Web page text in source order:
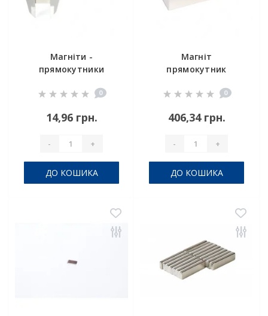
Магніти -
прямокутники
0
14,96 грн.
- +
ДО КОШИКА
Магніт
прямокутник
0
406,34 грн.
- +
ДО КОШИКА